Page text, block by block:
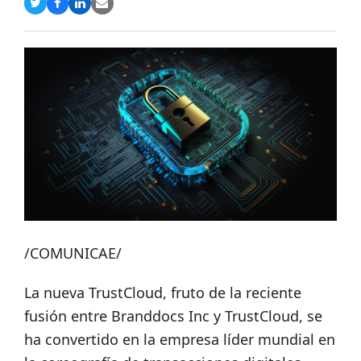
Compartir
Twitter
Compartir
Facebook
Compartir
LinkedIn
Share
Email
/COMUNICAE/
La nueva TrustCloud, fruto de la reciente
fusión entre Branddocs Inc y TrustCloud, se
ha convertido en la empresa líder mundial en